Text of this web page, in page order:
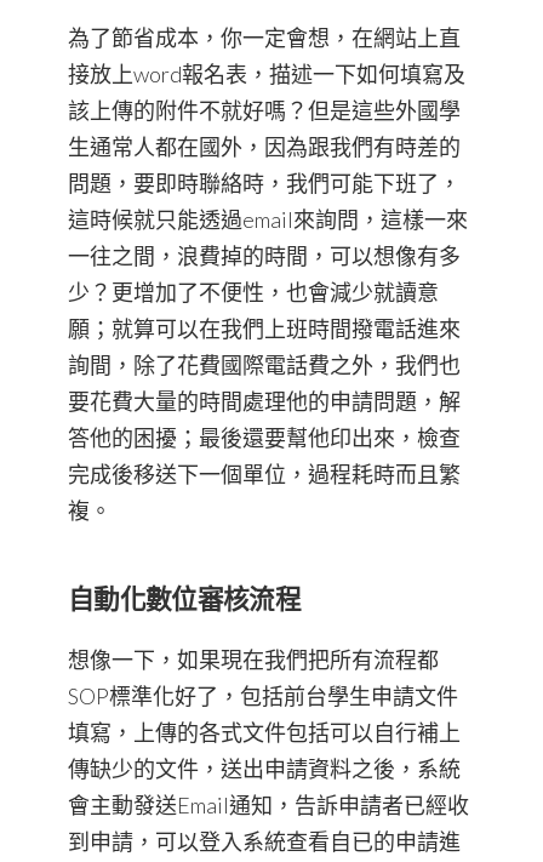
為了節省成本，你一定會想，在網站上直
接放上word報名表，描述一下如何填寫及
該上傳的附件不就好嗎？但是這些外國學
生通常人都在國外，因為跟我們有時差的
問題，要即時聯絡時，我們可能下班了，
這時候就只能透過email來詢問，這樣一來
一往之間，浪費掉的時間，可以想像有多
少？更增加了不便性，也會減少就讀意
願；就算可以在我們上班時間撥電話進來
詢間，除了花費國際電話費之外，我們也
要花費大量的時間處理他的申請問題，解
答他的困擾；最後還要幫他印出來，檢查
完成後移送下一個單位，過程耗時而且繁
複。
自動化數位審核流程
想像一下，如果現在我們把所有流程都
SOP標準化好了，包括前台學生申請文件
填寫，上傳的各式文件包括可以自行補上
傳缺少的文件，送出申請資料之後，系統
會主動發送Email通知，告訴申請者已經收
到申請，可以登入系統查看自已的申請進